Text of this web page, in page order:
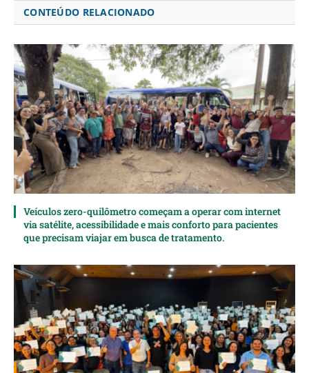
CONTEÚDO RELACIONADO
Veículos zero-quilômetro começam a operar com internet
via satélite, acessibilidade e mais conforto para pacientes
que precisam viajar em busca de tratamento.